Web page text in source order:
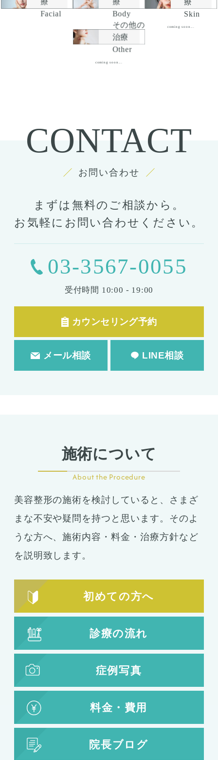
Facial
Body
Skin
coming soon...
その他の
治療
Other
coming soon...
CONTACT
お問い合わせ
まずは無料のご相談から。
お気軽にお問い合わせください。
03-3567-0055
受付時間 10:00 - 19:00
カウンセリング予約
メール相談 LINE相談
施術について
About the Procedure
美容整形の施術を検討していると、さまざ
まな不安や疑問を持つと思います。そのよ
うな方へ、施術内容・料金・治療方針など
を説明致します。
初めての方へ
診療の流れ
症例写真
料金・費用
院長ブログ